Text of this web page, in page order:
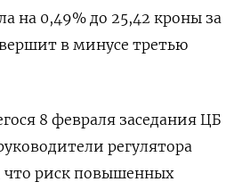
на 0,49% до 25,42 кроны за
в минусе третью
8 февраля заседания ЦБ
регулятора
риск повышенных